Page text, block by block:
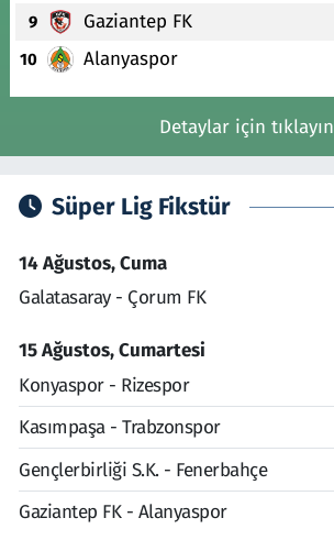
9 Gaziantep FK
10 Alanyaspor
Detaylar için tıklayın
Süper Lig Fikstür
14 Ağustos, Cuma
Galatasaray - Çorum FK
15 Ağustos, Cumartesi
Konyaspor - Rizespor
Kasımpaşa - Trabzonspor
Gençlerbirliği S.K. - Fenerbahçe
Gaziantep FK - Alanyaspor